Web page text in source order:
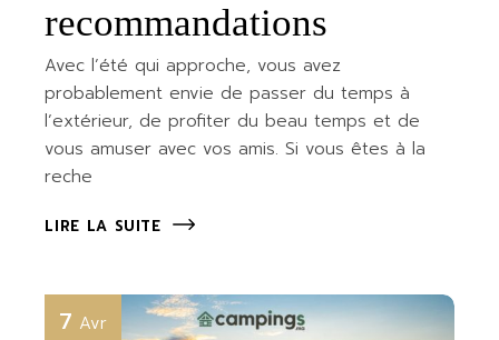
recommandations
Avec l’été qui approche, vous avez
probablement envie de passer du temps à
l’extérieur, de profiter du beau temps et de
vous amuser avec vos amis. Si vous êtes à la
reche
LIRE LA SUITE
7 Avr